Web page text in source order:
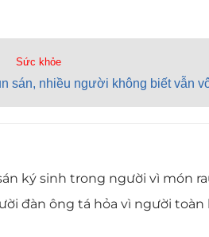
Sức khỏe
sán, nhiều người không biết vẫn
ký sinh trong người vì món
đàn ông tá hỏa vì người